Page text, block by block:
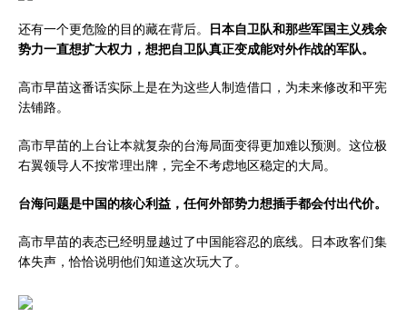
还有一个更危险的目的藏在背后。 日本自卫队和那些军国主义残余
势力一直想扩大权力，想把自卫队真正变成能对外作战的军队。
高市早苗这番话实际上是在为这些人制造借口，为未来修改和平宪
法铺路。
高市早苗的上台让本就复杂的台海局面变得更加难以预测。这位极
右翼领导人不按常理出牌，完全不考虑地区稳定的大局。
台海问题是中国的核心利益，任何外部势力想插手都会付出代价。
高市早苗的表态已经明显越过了中国能容忍的底线。日本政客们集
体失声，恰恰说明他们知道这次玩大了。